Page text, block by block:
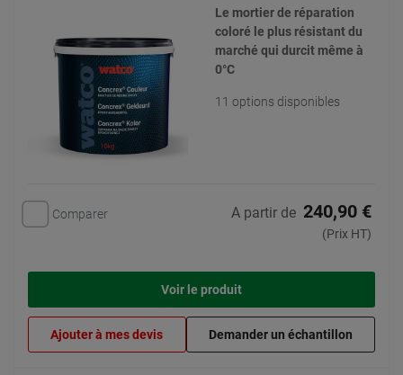
Le mortier de réparation
coloré le plus résistant du
marché qui durcit même à
0°C
11 options disponibles
Comparer A partir de 240,90 €
(Prix HT)
Voir le produit
Ajouter à mes devis Demander un échantillon